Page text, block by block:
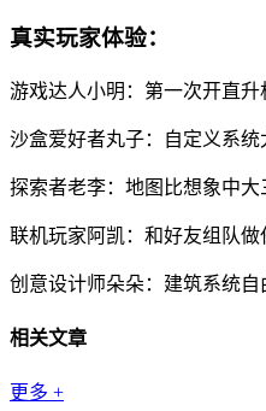
真实玩家体验：
游戏达人小明：第一次开直升
沙盒爱好者丸子：自定义系
探索者老李：地图比想象中
联机玩家阿凯：和好友组队
创意设计师朵朵：建筑系统
相关文章
更多 +